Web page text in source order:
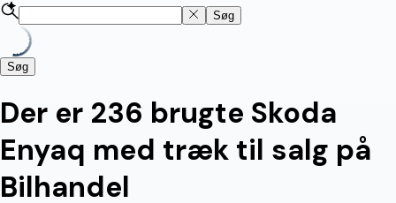
Søg
Søg
Der er 236 brugte Skoda
Enyaq med træk til salg på
Bilhandel